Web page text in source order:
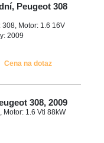
Peugeot 308
308, Motor: 1.6 16V
2009
Cena na dotaz
308, 2009
Motor: 1.6 Vti 88kW